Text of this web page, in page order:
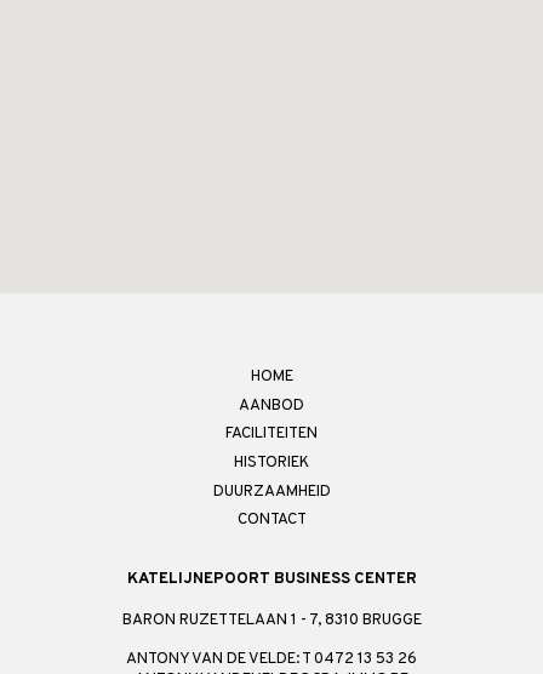
HOME
AANBOD
FACILITEITEN
HISTORIEK
DUURZAAMHEID
CONTACT
KATELIJNEPOORT BUSINESS CENTER
BARON RUZETTELAAN 1 - 7, 8310 BRUGGE
ANTONY VAN DE VELDE: T 0472 13 53 26